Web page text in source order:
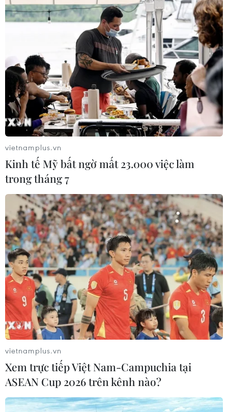
TIN CÙNG CHUYÊN MỤC
Indonesia không áp thuế chống bán
phá giá với nhựa từ Việt Nam
vietnamplus.vn
Kinh tế Mỹ bất ngờ mất 23.000 việc làm
trong tháng 7
vietnamplus.vn
Xem trực tiếp Việt Nam-Campuchia tại
ASEAN Cup 2026 trên kênh nào?